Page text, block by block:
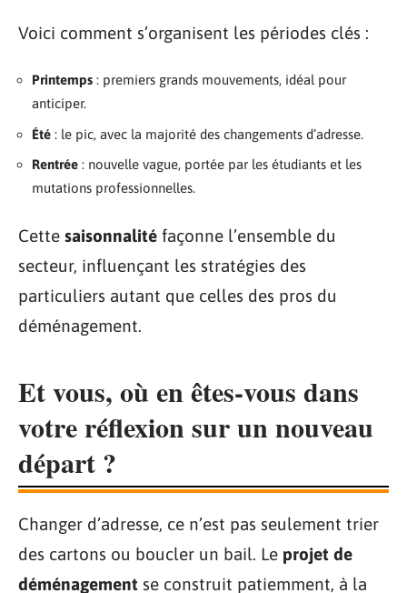
Voici comment s’organisent les périodes clés :
Printemps : premiers grands mouvements, idéal pour
anticiper.
Été : le pic, avec la majorité des changements d’adresse.
Rentrée : nouvelle vague, portée par les étudiants et les
mutations professionnelles.
Cette saisonnalité façonne l’ensemble du
secteur, influençant les stratégies des
particuliers autant que celles des pros du
déménagement.
Et vous, où en êtes-vous dans
votre réflexion sur un nouveau
départ ?
Changer d’adresse, ce n’est pas seulement trier
des cartons ou boucler un bail. Le projet de
déménagement se construit patiemment, à la